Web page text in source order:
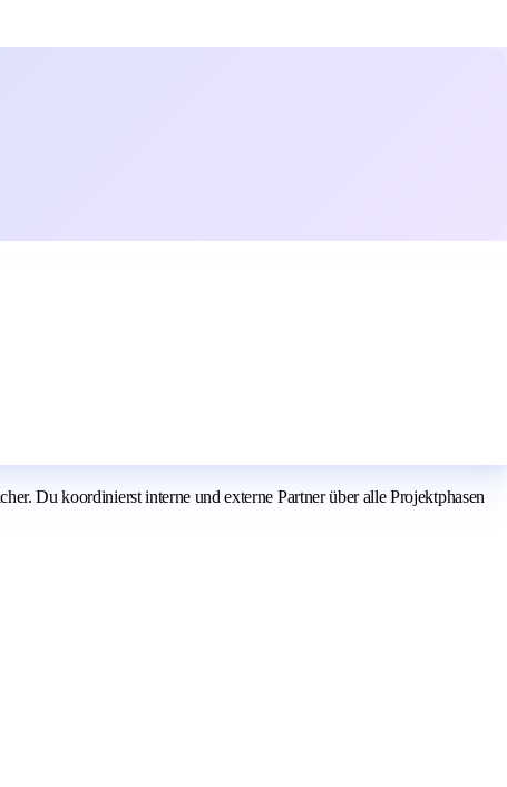
Du koordinierst interne und externe Partner über alle Projektphasen